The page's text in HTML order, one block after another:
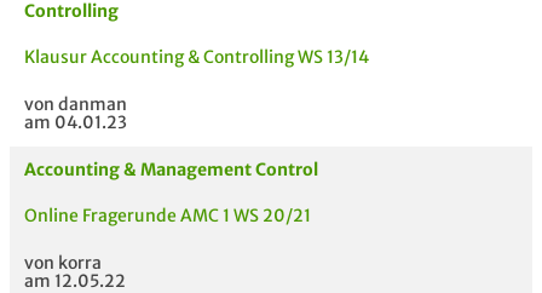
Controlling
Klausur Accounting & Controlling WS 13/14
von danman
am 04.01.23
Accounting & Management Control
Online Fragerunde AMC 1 WS 20/21
von korra
am 12.05.22